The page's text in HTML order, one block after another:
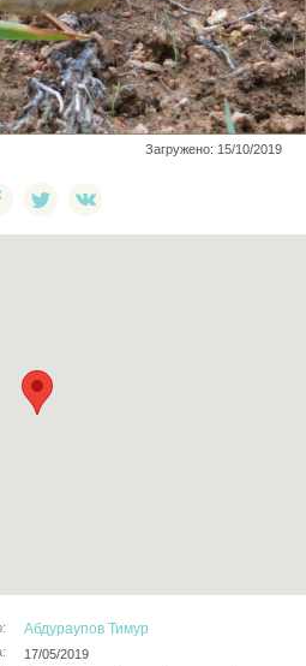
Загружено: 15/10/2019
Абдураупов Тимур
17/05/2019